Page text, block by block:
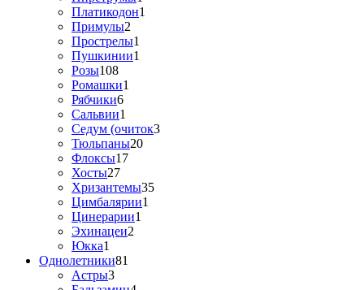
Платикодон1
Примулы2
Прострелы1
Пушкинии1
Розы108
Ромашки1
Рябчики6
Сальвии1
Седум (очиток3
Тюльпаны20
Флоксы17
Хосты27
Хризантемы35
Цимбалярии1
Цинерарии1
Эхинацеи2
Юкка1
Однолетники81
Астры3